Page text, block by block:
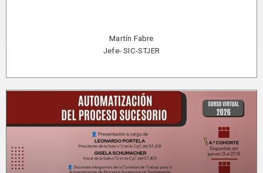
Martín Fabre
Jefe- SIC-STJER